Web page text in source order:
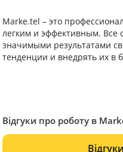
Marke.tel – это
легким и эффективным. Все
значимыми результатами
тенденции и внедрять их в
Відгуки про роботу в